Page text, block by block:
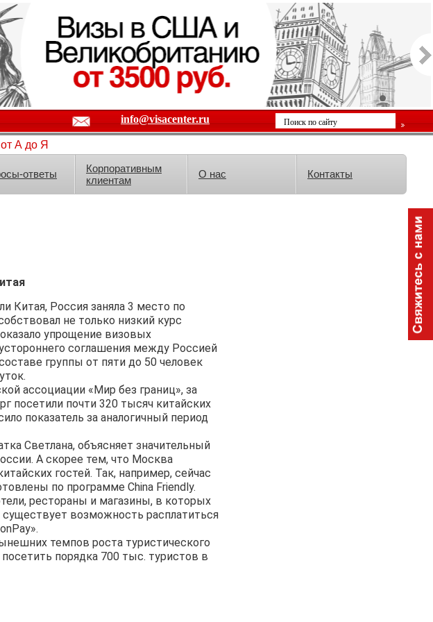
info@visacenter.ru
А до Я
ответы
Корпоративным
клиентам
О нас Контакты
Китая, Россия заняла 3 место по
не только низкий курс
упрощение визовых
соглашения между Россией
группы от пяти до 50 человек
ассоциации «Мир без границ», за
посетили почти 320 тысяч китайских
показатель за аналогичный период
Светлана, объясняет значительный
А скорее тем, что Москва
гостей. Так, например, сейчас
по программе China Friendly.
рестораны и магазины, в которых
возможность расплатиться
темпов роста туристического
порядка 700 тыс. туристов в